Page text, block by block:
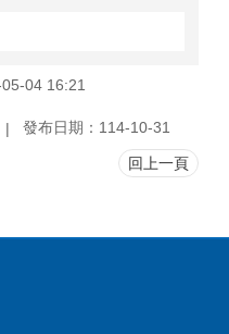
04 16:21
發布日期：114-10-31
回上一頁